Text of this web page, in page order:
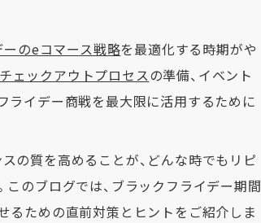
のeコマース戦略を最適化する時期がや
チェックアウトプロセスの準備、イベント
ライデー商戦を最大限に活用するために
の質を高めることが、どんな時でもリピ
のブログでは、ブラックフライデー期間
るための直前対策とヒントをご紹介しま